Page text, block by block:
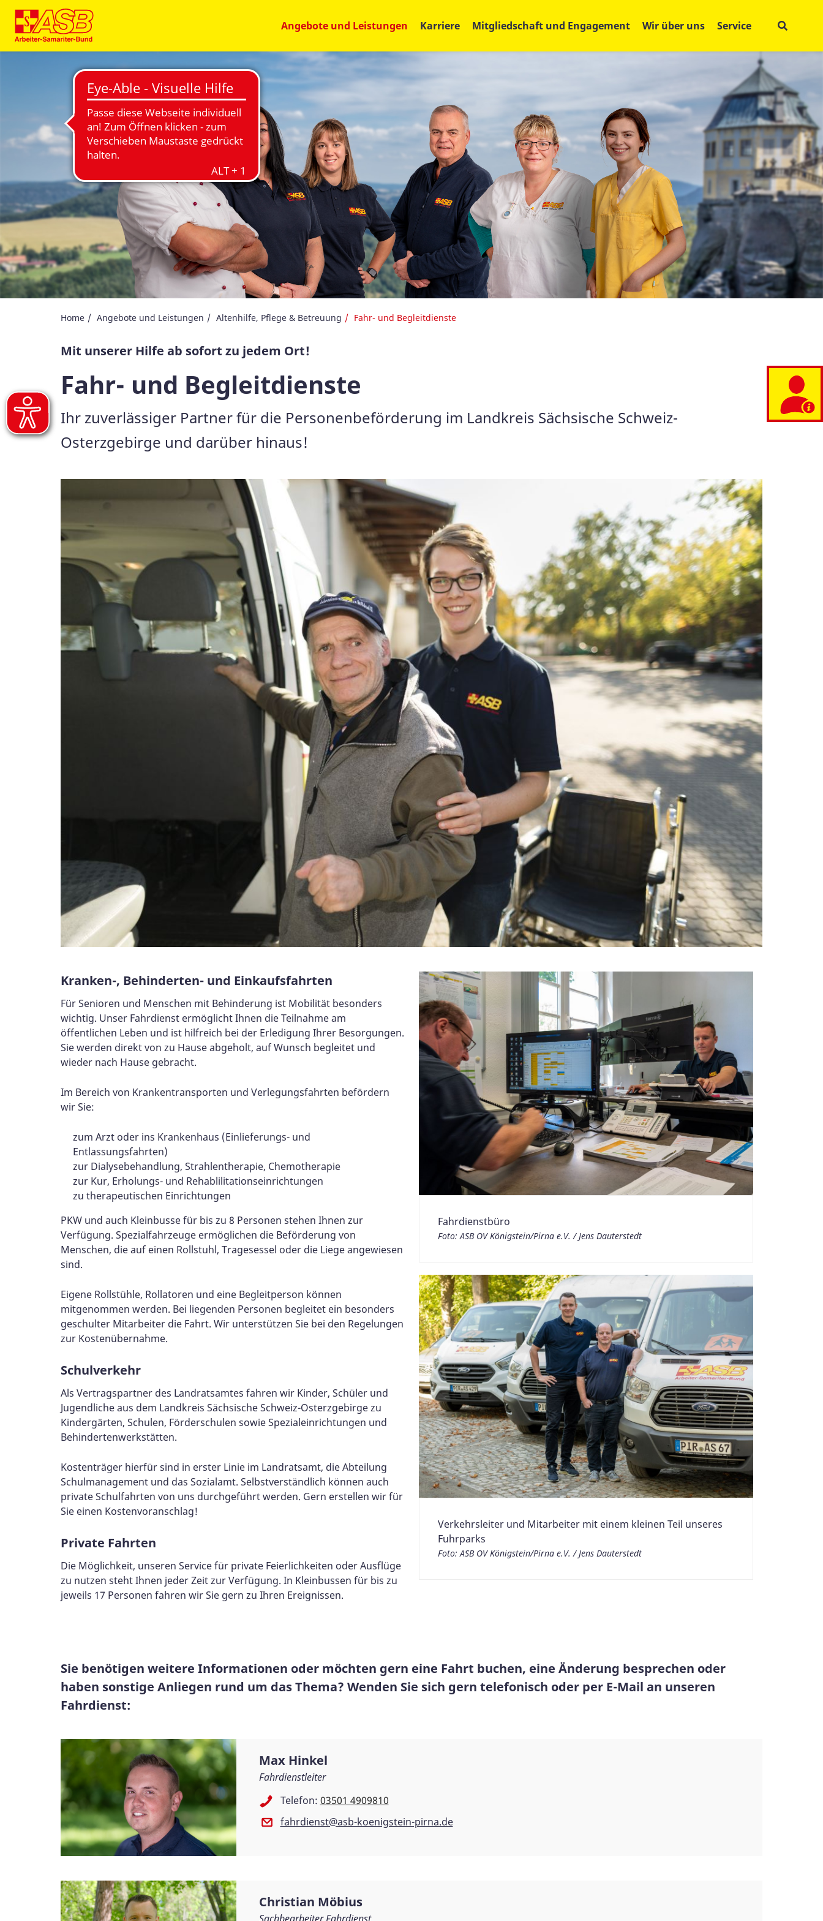
Angebote und Leistungen Karriere Mitgliedschaft und Engagement Wir über uns Service
Home Angebote und Leistungen Altenhilfe, Pflege & Betreuung Fahr- und Begleitdienste
Mit unserer Hilfe ab sofort zu jedem Ort!
Fahr- und Begleitdienste
Ihr zuverlässiger Partner für die Personenbeförderung im Landkreis Sächsische Schweiz-
Osterzgebirge und darüber hinaus!
Kranken-, Behinderten- und Einkaufsfahrten
Für Senioren und Menschen mit Behinderung ist Mobilität besonders
wichtig. Unser Fahrdienst ermöglicht Ihnen die Teilnahme am
öffentlichen Leben und ist hilfreich bei der Erledigung Ihrer Besorgungen.
Sie werden direkt von zu Hause abgeholt, auf Wunsch begleitet und
wieder nach Hause gebracht.
Im Bereich von Krankentransporten und Verlegungsfahrten befördern
wir Sie:
zum Arzt oder ins Krankenhaus (Einlieferungs- und
Entlassungsfahrten)
zur Dialysebehandlung, Strahlentherapie, Chemotherapie
zur Kur, Erholungs- und Rehablilitationseinrichtungen
zu therapeutischen Einrichtungen
PKW und auch Kleinbusse für bis zu 8 Personen stehen Ihnen zur
Verfügung. Spezialfahrzeuge ermöglichen die Beförderung von
Menschen, die auf einen Rollstuhl, Tragesessel oder die Liege angewiesen
sind.
Eigene Rollstühle, Rollatoren und eine Begleitperson können
mitgenommen werden. Bei liegenden Personen begleitet ein besonders
geschulter Mitarbeiter die Fahrt. Wir unterstützen Sie bei den Regelungen
zur Kostenübernahme.
Schulverkehr
Als Vertragspartner des Landratsamtes fahren wir Kinder, Schüler und
Jugendliche aus dem Landkreis Sächsische Schweiz-Osterzgebirge zu
Kindergärten, Schulen, Förderschulen sowie Spezialeinrichtungen und
Behindertenwerkstätten.
Kostenträger hierfür sind in erster Linie im Landratsamt, die Abteilung
Schulmanagement und das Sozialamt. Selbstverständlich können auch
private Schulfahrten von uns durchgeführt werden. Gern erstellen wir für
Sie einen Kostenvoranschlag!
Private Fahrten
Die Möglichkeit, unseren Service für private Feierlichkeiten oder Ausflüge
zu nutzen steht Ihnen jeder Zeit zur Verfügung. In Kleinbussen für bis zu
jeweils 17 Personen fahren wir Sie gern zu Ihren Ereignissen.
Fahrdienstbüro
Foto: ASB OV Königstein/Pirna e.V. / Jens Dauterstedt
Verkehrsleiter und Mitarbeiter mit einem kleinen Teil unseres
Fuhrparks
Foto: ASB OV Königstein/Pirna e.V. / Jens Dauterstedt
Sie benötigen weitere Informationen oder möchten gern eine Fahrt buchen, eine Änderung besprechen oder
haben sonstige Anliegen rund um das Thema? Wenden Sie sich gern telefonisch oder per E-Mail an unseren
Fahrdienst:
Max Hinkel
Fahrdienstleiter
Telefon: 03501 4909810
fahrdienst@asb-koenigstein-pirna.de
Christian Möbius